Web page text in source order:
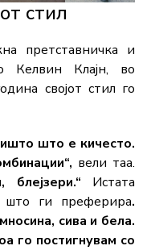
стил
претставничка и
Келвин Клајн, во
својот стил го
што е кичесто.
вели таа.
Истата
ги преферира.
сива и бела.
го постигнувам со